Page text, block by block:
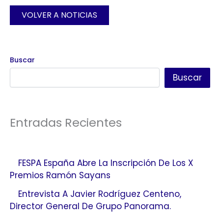
VOLVER A NOTICIAS
Buscar
Buscar
Entradas Recientes
FESPA España Abre La Inscripción De Los X
Premios Ramón Sayans
Entrevista A Javier Rodríguez Centeno,
Director General De Grupo Panorama.